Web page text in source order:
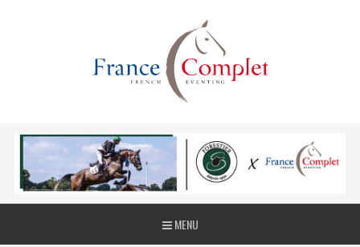
MENU
La journée du complet & le derby cross
indoor reviennent le 23 Janvier 2027 !